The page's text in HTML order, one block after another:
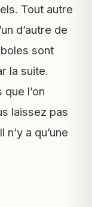
Tout autre
d’autre de
sont
la suite.
l’on
laissez pas
a qu’une